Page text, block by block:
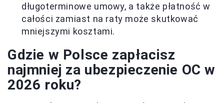
długoterminowe umowy, a także płatność w
całości zamiast na raty może skutkować
mniejszymi kosztami.
Gdzie w Polsce zapłacisz
najmniej za ubezpieczenie OC w
2026 roku?